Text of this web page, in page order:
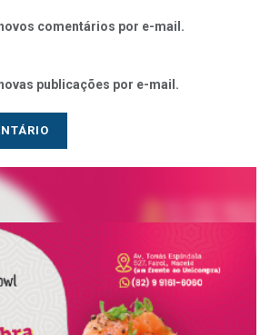
comentários por e-mail.
publicações por e-mail.